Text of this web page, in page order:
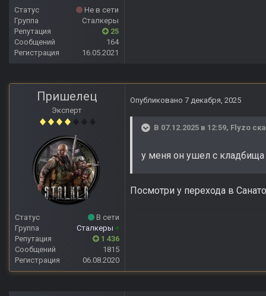
Статус
Не в сети
Группа
Сталкеры
Репутация
25
Сообщений
164
Регистрация
16.05.2021
Пришелец
Эксперт
Статус
В сети
Группа
Сталкеры +
Репутация
1 436
Сообщений
1815
Регистрация
06.08.2020
Опубликовано 7 декабря, 2025
В 07.12.2025 в 12:59, Flyzo
у меня он ушел с кладбища
Посмотри у перехода в